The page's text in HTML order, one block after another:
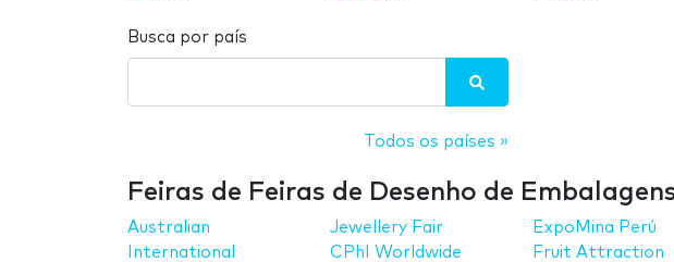
Busca por país
Todos os países »
Feiras de Feiras de Desenho de
Australian
International
Jewellery Fair
CPhI Worldwide
ExpoMina Perú
Fruit Attraction